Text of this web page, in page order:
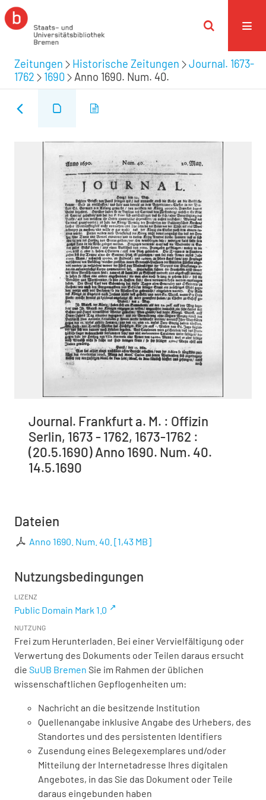
Zeitungen Historische Zeitungen
Journal. 1673-
1762
1690 Anno 1690. Num. 40.
Journal. Frankfurt a. M. : Offizin
Serlin, 1673 - 1762, 1673-1762 :
(20.5.1690) Anno 1690. Num. 40.
14.5.1690
Dateien
Anno 1690. Num. 40. [1,43 MB]
Nutzungsbedingungen
LIZENZ
Public Domain Mark 1.0
NUTZUNG
Frei zum Herunterladen. Bei einer Vervielfältigung oder
Verwertung des Dokuments oder Teilen daraus ersucht
die SuUB Bremen Sie im Rahmen der üblichen
wissenschaftlichen Gepflogenheiten um:
Nachricht an die besitzende Institution
Quellenangabe inklusive Angabe des Urhebers, des
Standortes und des persistenten Identifiers
Zusendung eines Belegexemplares und/oder
Mitteilung der Internetadresse Ihres digitalen
Angebotes, in das Sie das Dokument oder Teile
daraus eingebunden haben